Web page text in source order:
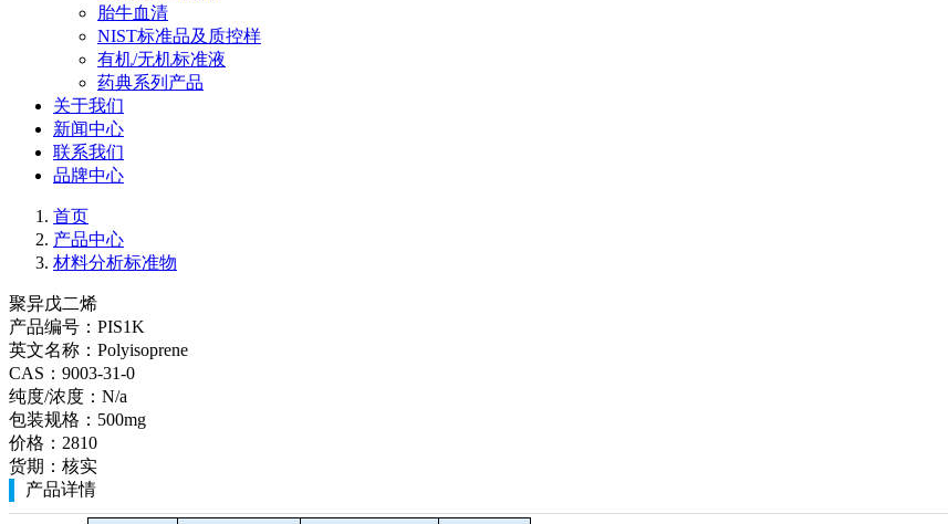
胎牛血清
NIST标准品及质控样
有机/无机标准液
药典系列产品
关于我们
新闻中心
联系我们
品牌中心
首页
产品中心
材料分析标准物
聚异戊二烯
产品编号： PIS1K
英文名称： Polyisoprene
CAS： 9003-31-0
纯度/浓度： N/a
包装规格： 500mg
价格： 2810
货期： 核实
产品详情